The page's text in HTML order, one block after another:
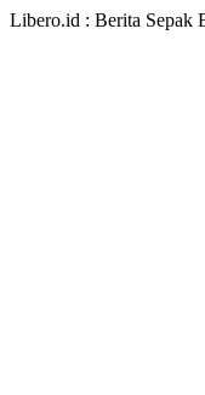
Libero.id : Berita Sepak